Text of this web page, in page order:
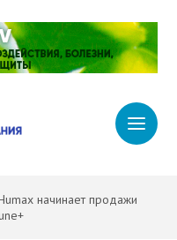
начинает продажи